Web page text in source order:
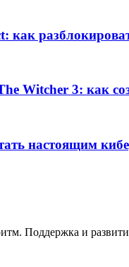
как
Witcher 3: как
настоящим
Поддержка и